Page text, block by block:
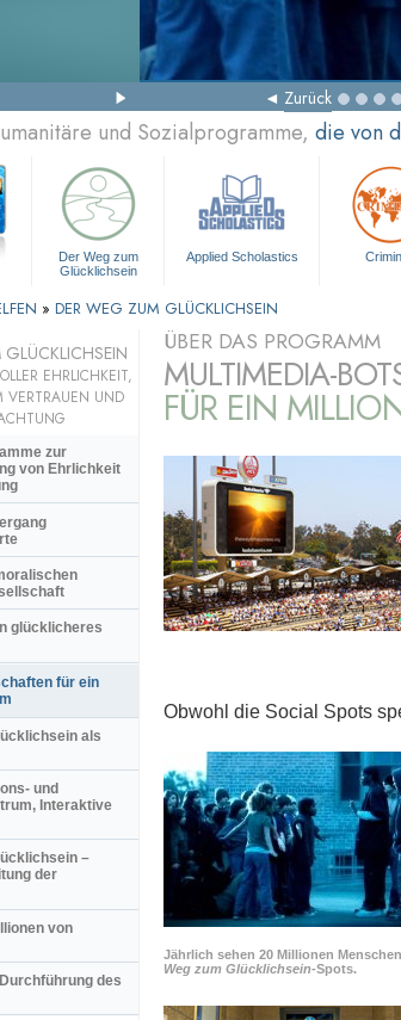
Zurück
und Sozialprogramme, die von
Der Weg zum
Glücklichsein
Applied Scholastics
» DER WEG ZUM GLÜCKLICHSEIN
ÜBER DAS PROGRAMM
MULTIMEDIA-
FÜR EIN
Obwohl die Social Spots
Jährlich sehen 20 Millionen
Weg zum Glücklichsein-Spots.
EHRLICHKEIT,
VERTRAUEN UND
zur
von Ehrlichkeit
glücklicheres
für ein
als
und
Interaktive
–
der
von
des